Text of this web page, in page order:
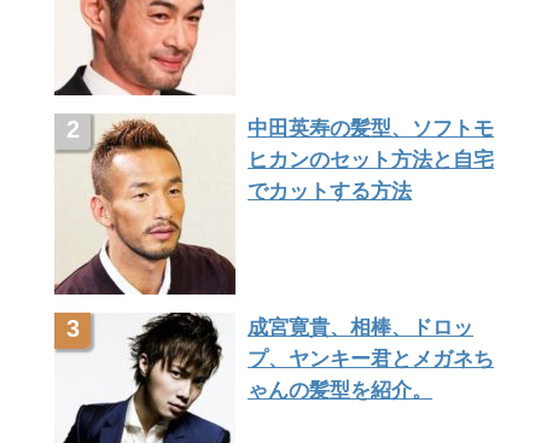
中田英寿の髪型、ソフトモ
ヒカンのセット方法と自宅
でカットする方法
成宮寛貴、相棒、ドロッ
プ、ヤンキー君とメガネち
ゃんの髪型を紹介。